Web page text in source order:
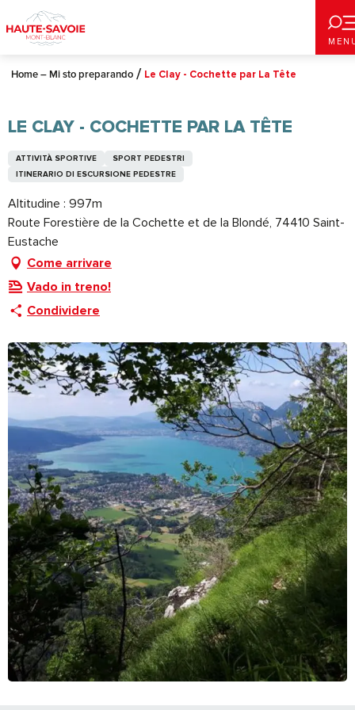
au
contenu
principal
Home – Mi sto preparando Le Clay - Cochette par La Tête
LE CLAY - COCHETTE PAR LA TÊTE
ATTIVITÀ SPORTIVE
SPORT PEDESTRI
ITINERARIO DI ESCURSIONE PEDESTRE
Altitudine : 997m
Route Forestière de la Cochette et de la Blondé, 74410 Saint-
Eustache
Come arrivare
Vado in treno!
Condividere